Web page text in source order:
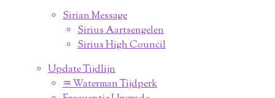
Sirian Message
Sirius Aartsengelen
Sirius High Council
Update Tijdlijn
♒︎ Waterman Tijdperk